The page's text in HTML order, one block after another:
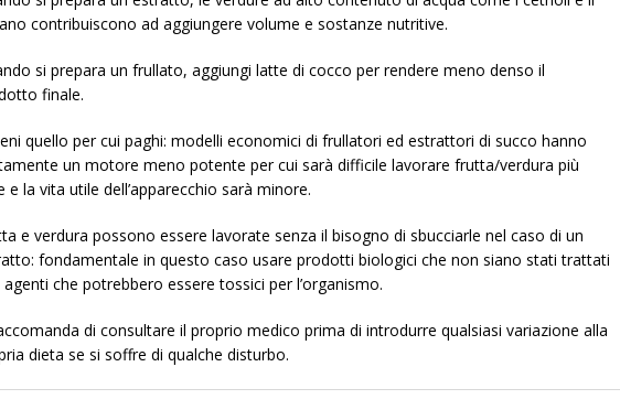
contribuiscono ad aggiungere volume e sostanze nutritive.
si prepara un frullato, aggiungi latte di cocco per rendere meno denso il
finale.
quello per cui paghi: modelli economici di frullatori ed estrattori di succo hanno
un motore meno potente per cui sarà difficile lavorare frutta/verdura più
e la vita utile dell’apparecchio sarà minore.
e verdura possono essere lavorate senza il bisogno di sbucciarle nel caso di un
fondamentale in questo caso usare prodotti biologici che non siano stati trattati
che potrebbero essere tossici per l’organismo.
di consultare il proprio medico prima di introdurre qualsiasi variazione alla
dieta se si soffre di qualche disturbo.